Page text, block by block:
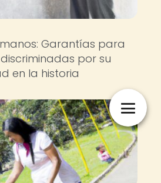
Garantías para
por su
en la historia